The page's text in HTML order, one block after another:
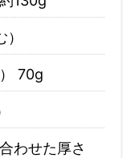
70g
わせた厚さ